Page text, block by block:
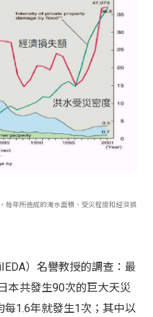
每年所造成的淹水面積、受災程度和經濟損
）名譽教授的調查：最
本共發生90次的巨大天災
每1.6年就發生1次；其中以